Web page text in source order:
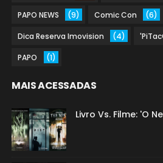
PAPO NEWS (9) Comic Con (6)
Dica Reserva Imovision (4)
PAPO (1)
MAIS ACESSADAS
Livro Vs. Filme: 'O